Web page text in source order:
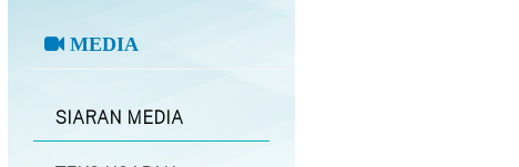
MEDIA
SIARAN MEDIA